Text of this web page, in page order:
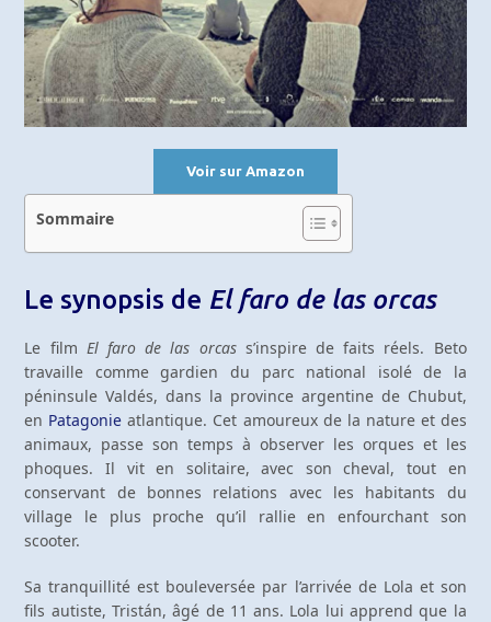
Voir sur Amazon
Sommaire
Le synopsis de El faro de las orcas
Le film El faro de las orcas s’inspire de faits réels. Beto
travaille comme gardien du parc national isolé de la
péninsule Valdés, dans la province argentine de Chubut,
en Patagonieatlantique. Cet amoureux de la nature et des
animaux, passe son temps à observer les orques et les
phoques. Il vit en solitaire, avec son cheval, tout en
conservant de bonnes relations avec les habitants du
village le plus proche qu’il rallie en enfourchant son
scooter.
Sa tranquillité est bouleversée par l’arrivée de Lola et son
fils autiste, Tristán, âgé de 11 ans. Lola lui apprend que la